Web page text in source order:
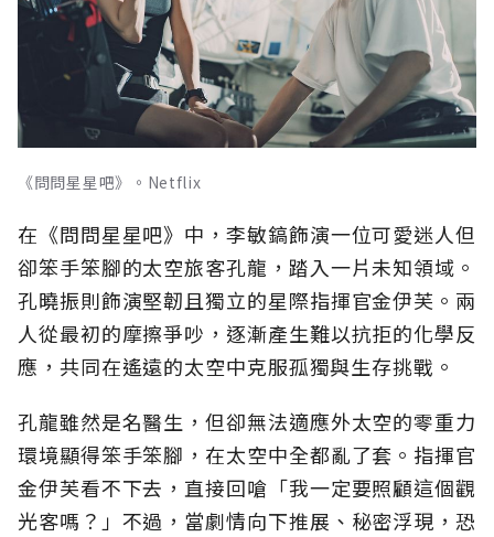
《問問星星吧》。Netflix
在《問問星星吧》中，李敏鎬飾演一位可愛迷人但
卻笨手笨腳的太空旅客孔龍，踏入一片未知領域。
孔曉振則飾演堅韌且獨立的星際指揮官金伊芙。兩
人從最初的摩擦爭吵，逐漸產生難以抗拒的化學反
應，共同在遙遠的太空中克服孤獨與生存挑戰。
孔龍雖然是名醫生，但卻無法適應外太空的零重力
環境顯得笨手笨腳，在太空中全都亂了套。指揮官
金伊芙看不下去，直接回嗆「我一定要照顧這個觀
光客嗎？」不過，當劇情向下推展、秘密浮現，恐